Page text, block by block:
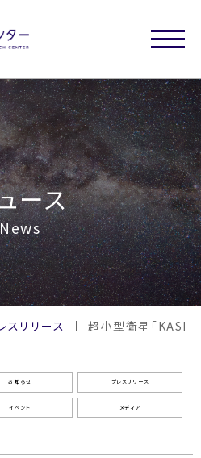
ース
News
スリリース 超小型衛星「
お知らせ プレスリリース
イベント メディア